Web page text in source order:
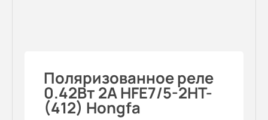
Поляризованное реле
0.42Вт 2A HFE7/5-2HT-
(412) Hongfa